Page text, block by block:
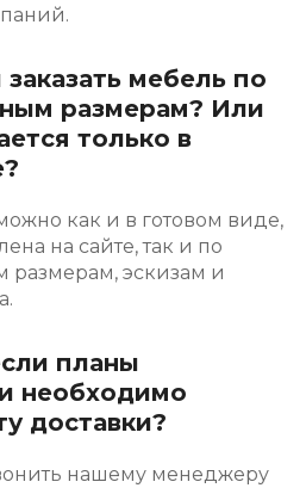
мебель по
размерам? Или
только в
как и в готовом виде,
на сайте, так и по
эскизам и
планы
необходимо
доставки?
нашему менеджеру